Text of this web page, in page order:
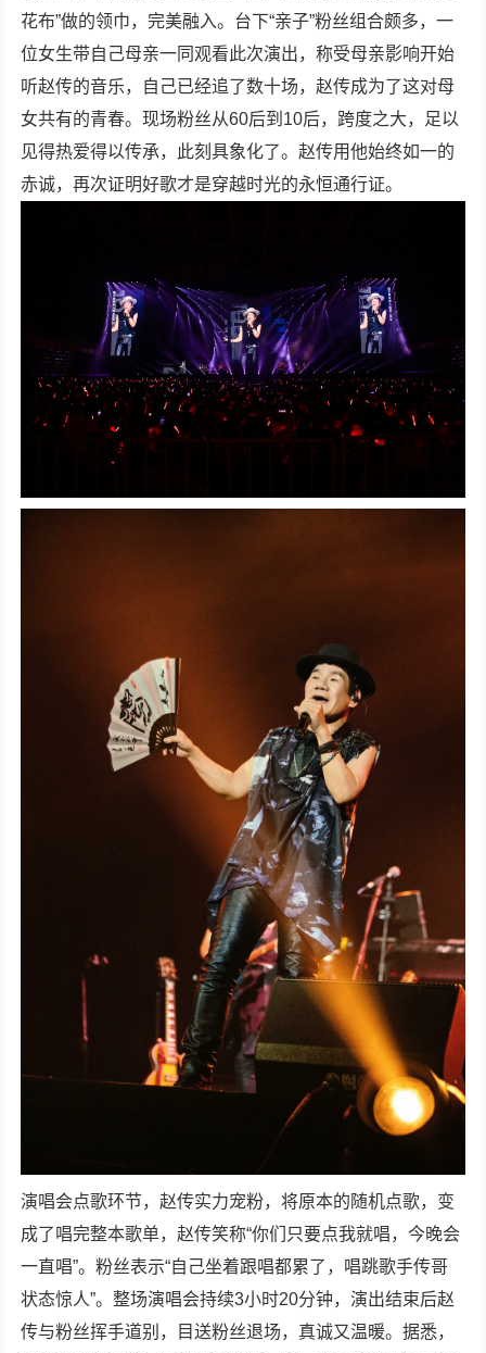
花布”做的领巾，完美融入。台下“亲子”粉丝组合颇多，一
位女生带自己母亲一同观看此次演出，称受母亲影响开始
听赵传的音乐，自己已经追了数十场，赵传成为了这对母
女共有的青春。现场粉丝从60后到10后，跨度之大，足以
见得热爱得以传承，此刻具象化了。赵传用他始终如一的
赤诚，再次证明好歌才是穿越时光的永恒通行证。
演唱会点歌环节，赵传实力宠粉，将原本的随机点歌，变
成了唱完整本歌单，赵传笑称“你们只要点我就唱，今晚会
一直唱”。粉丝表示“自己坐着跟唱都累了，唱跳歌手传哥
状态惊人”。整场演唱会持续3小时20分钟，演出结束后赵
传与粉丝挥手道别，目送粉丝退场，真诚又温暖。据悉，